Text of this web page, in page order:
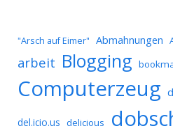
"Arsch auf Eimer" Abmahnungen
arbeit Blogging
Computerzeug
del.icio.us delicious